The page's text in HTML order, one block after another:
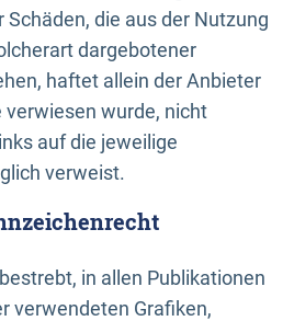
die aus der Nutzung
dargebotener
haftet allein der Anbieter
verwiesen wurde, nicht
auf die jeweilige
verweist.
in allen Publikationen
verwendeten Grafiken,